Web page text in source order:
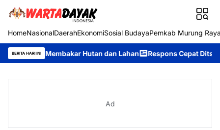
HomeNasionalDaerahEkonomiSosial BudayaPemkab Murung
BERITA HARI INIHutan dan Lahan Respons Cepat Ditsamapta
Ad